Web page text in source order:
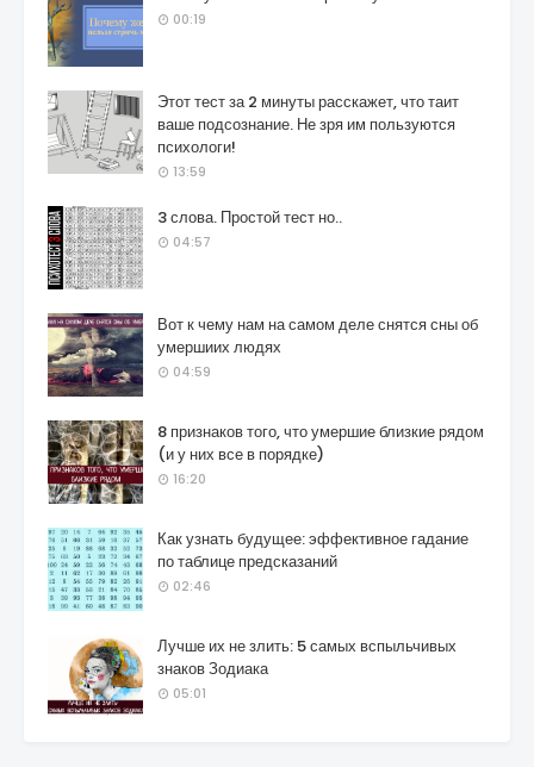
00:19
Этот тест за 2 минуты расскажет, что таит
ваше подсознание. Не зря им пользуются
психологи!
13:59
3 слова. Простой тест но..
04:57
Вот к чему нам на самом деле снятся сны об
умершиих людях
04:59
8 признаков того, что умершие близкие рядом
(и у них все в порядке)
16:20
Как узнать будущее: эффективное гадание
по таблице предсказаний
02:46
Лучше их не злить: 5 самых вспыльчивых
знаков Зодиака
05:01